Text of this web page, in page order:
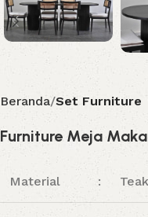
Beranda Set Furniture
Furniture Meja
Material :